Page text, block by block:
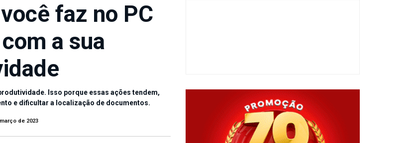
faz no PC
a sua
Isso porque essas ações tendem,
e dificultar a localização de documentos.
de 2023